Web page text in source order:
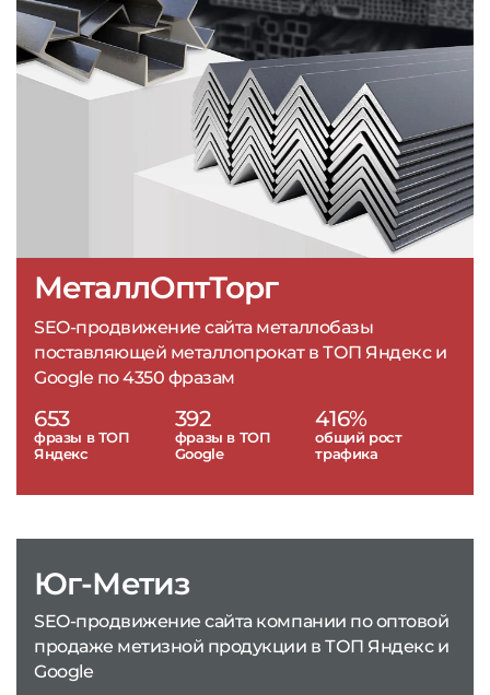
МеталлОптТорг
SEO-продвижение сайта металлобазы
поставляющей металлопрокат в ТОП Яндекс и
Google по 4350 фразам
653
фразы в ТОП
Яндекс
392
фразы в ТОП
Google
416%
общий рост
трафика
Юг-Метиз
SEO-продвижение сайта компании по оптовой
продаже метизной продукции в ТОП Яндекс и
Google